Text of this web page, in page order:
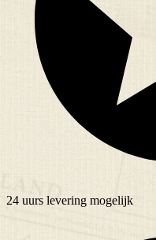
24 uurs levering mogelijk